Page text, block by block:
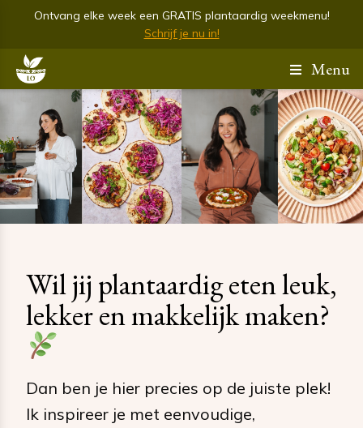
Ontvang elke week een GRATIS plantaardig weekmenu!
Schrijf je nu in!
Menu
Wil jij plantaardig eten leuk,
lekker en makkelijk maken?
Dan ben je hier precies op de juiste plek!
Ik inspireer je met eenvoudige,